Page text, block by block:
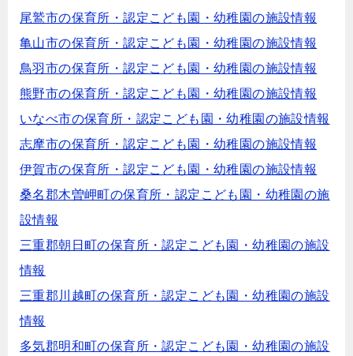
尾鷲市の保育所・認定こども園・幼稚園の施設情報
亀山市の保育所・認定こども園・幼稚園の施設情報
鳥羽市の保育所・認定こども園・幼稚園の施設情報
熊野市の保育所・認定こども園・幼稚園の施設情報
いなべ市の保育所・認定こども園・幼稚園の施設情報
志摩市の保育所・認定こども園・幼稚園の施設情報
伊賀市の保育所・認定こども園・幼稚園の施設情報
桑名郡木曽岬町の保育所・認定こども園・幼稚園の施
設情報
三重郡朝日町の保育所・認定こども園・幼稚園の施設
情報
三重郡川越町の保育所・認定こども園・幼稚園の施設
情報
多気郡明和町の保育所・認定こども園・幼稚園の施設